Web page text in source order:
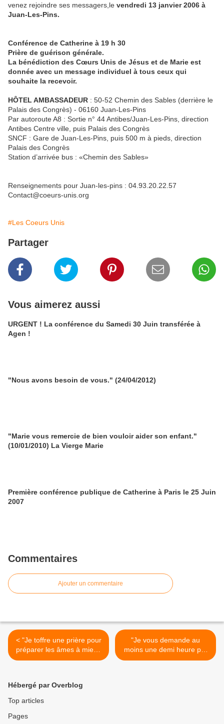
venez rejoindre ses messagers,le vendredi 13 janvier 2006 à
Juan-Les-Pins.
Conférence de Catherine à 19 h 30
Prière de guérison générale.
La bénédiction des Cœurs Unis de Jésus et de Marie est
donnée avec un message individuel à tous ceux qui
souhaite la recevoir.
HÔTEL AMBASSADEUR : 50-52 Chemin des Sables (derrière le
Palais des Congrès) - 06160 Juan-Les-Pins
Par autoroute A8 : Sortie n° 44 Antibes/Juan-Les-Pins, direction
Antibes Centre ville, puis Palais des Congrès
SNCF : Gare de Juan-Les-Pins, puis 500 m à pieds, direction
Palais des Congrès
Station d’arrivée bus : «Chemin des Sables»
Renseignements pour Juan-les-pins : 04.93.20.22.57
Contact@coeurs-unis.org
#Les Coeurs Unis
Partager
Vous aimerez aussi
URGENT ! La conférence du Samedi 30 Juin transférée à
Agen !
"Nous avons besoin de vous." (24/04/2012)
"Marie vous remercie de bien vouloir aider son enfant."
(10/01/2010) La Vierge Marie
Première conférence publique de Catherine à Paris le 25 Juin
2007
Commentaires
Ajouter un commentaire
< "Je toffre une prière pour
préparer les âmes à mieux
Me recevoir." (10/01/06)
"Je vous demande au
moins une demi heure par
jour d'adoration." (26/01/06)
Hébergé par Overblog
Top articles
Pages